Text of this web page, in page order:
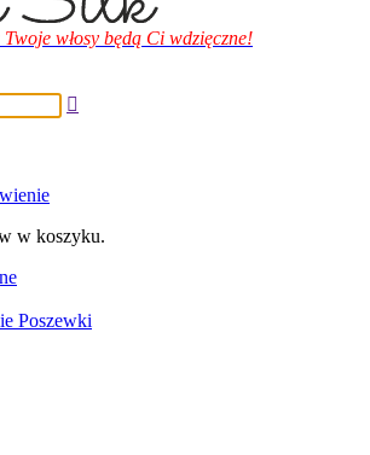
Twoje włosy będą Ci wdzięczne!
w koszyku.
Poszewki